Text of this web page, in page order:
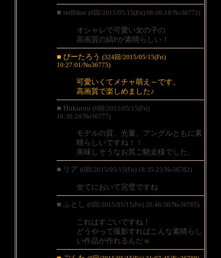
■ redblue (0回/2015/05/15(Fri) 06:00:18/No36772)
オシャレで可愛い女の子の
高画質の縞Pが素晴らしい！
■ ぴーたろう (324回/2015/05/15(Fri)
10:27:01/No36775)
可愛いくてメチャ萌え～です。
高画質で楽しめました♪
■ Hukurou (0回/2015/05/15(Fri)
16:36:24/No36777)
モデルの質、光量、アングルともに素
晴らしいですね！！
美味しそうなお尻ご馳走様でした。
■ リア (0回/2015/05/15(Fri) 18:35:23/No36782)
全てにおいて完璧ですね
■ ふとし (0回/2015/05/15(Fri) 20:46:56/No36785)
これはすごいですね！
どうやって撮影すればこんな素晴らし
い作品が作れるんだｗ